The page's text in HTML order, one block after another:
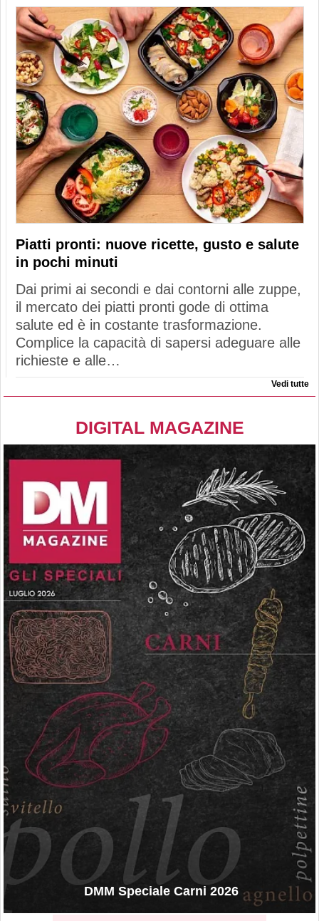
Piatti pronti: nuove ricette, gusto e salute
in pochi minuti
Dai primi ai secondi e dai contorni alle zuppe,
il mercato dei piatti pronti gode di ottima
salute ed è in costante trasformazione.
Complice la capacità di sapersi adeguare alle
richieste e alle…
Vedi tutte
DIGITAL MAGAZINE
DMM Speciale Carni 2026